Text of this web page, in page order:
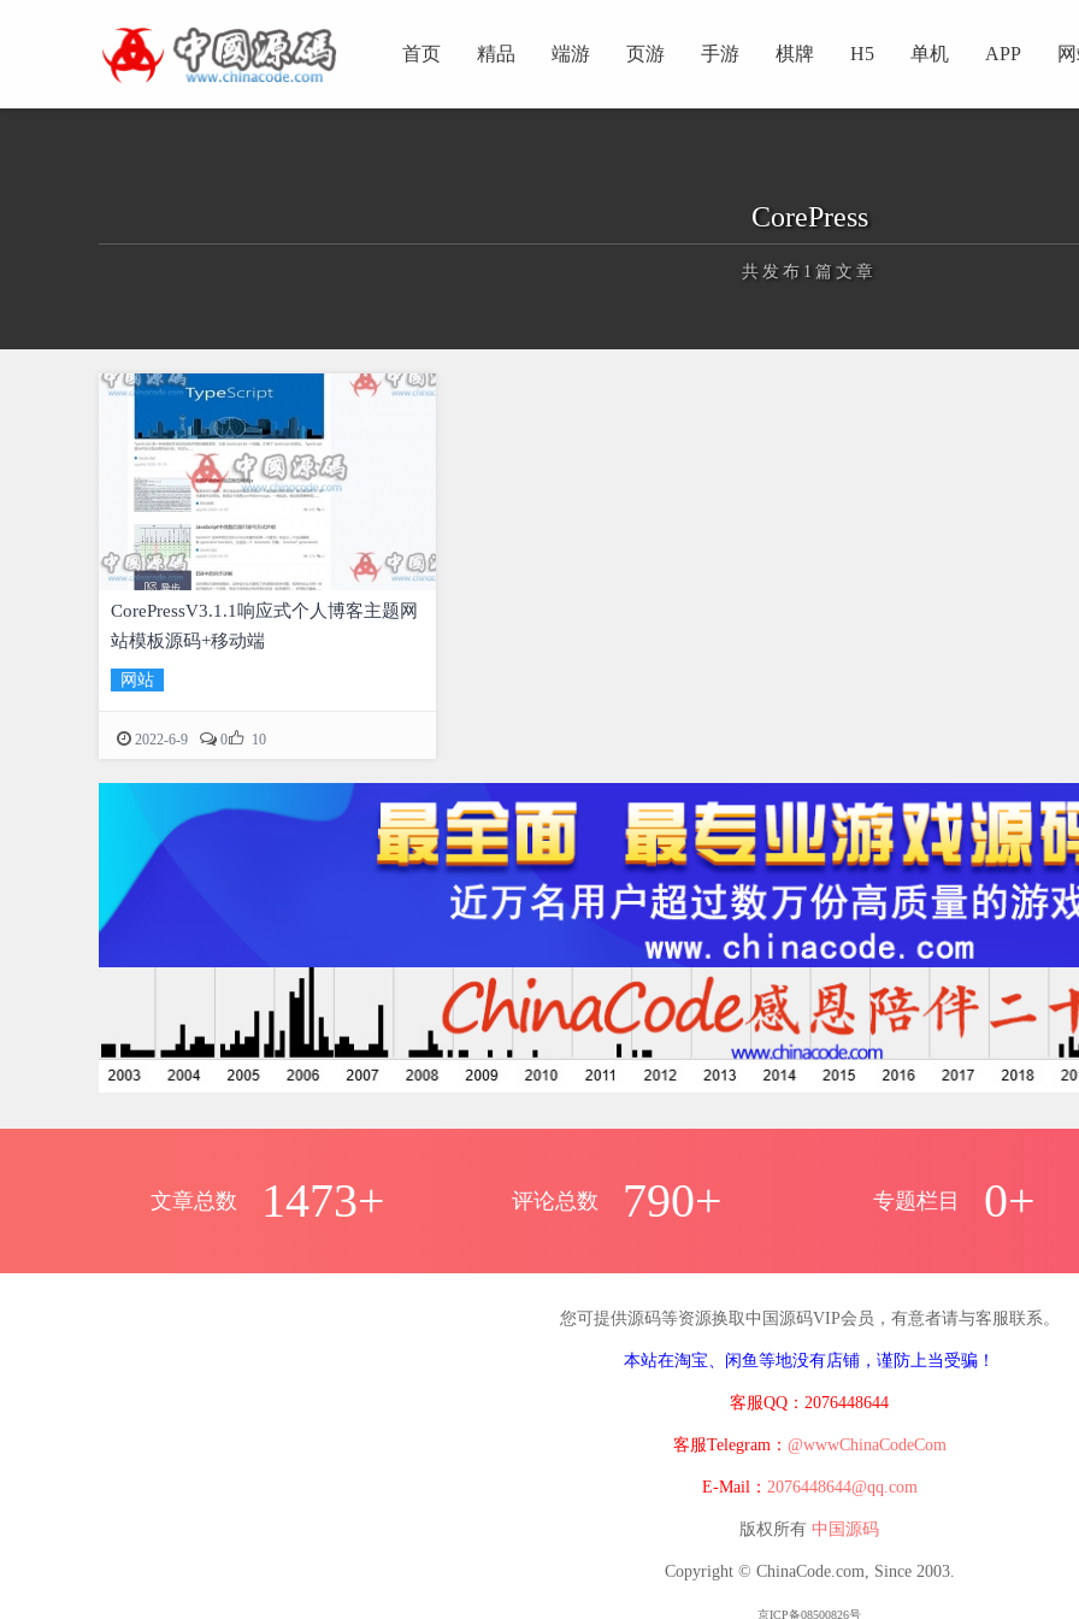
首页 精品 端游 页游 手游 棋牌 H5 单机 APP
CorePress
共发布1篇文章
CorePressV3.1.1响应式个人博客主题网
站模板源码+移动端
网站
2022-6-9 0 10
文章总数 1473+ 评论总数 790+ 专题栏目 0+
您可提供源码等资源换取中国源码VIP会员，有意者请与客服联系。
本站在淘宝、闲鱼等地没有店铺，谨防上当受骗！
客服QQ：2076448644
客服Telegram： @wwwChinaCodeCom
E-Mail： 2076448644@qq.com
版权所有 中国源码
Copyright © ChinaCode.com, Since 2003.
京ICP备08500826号